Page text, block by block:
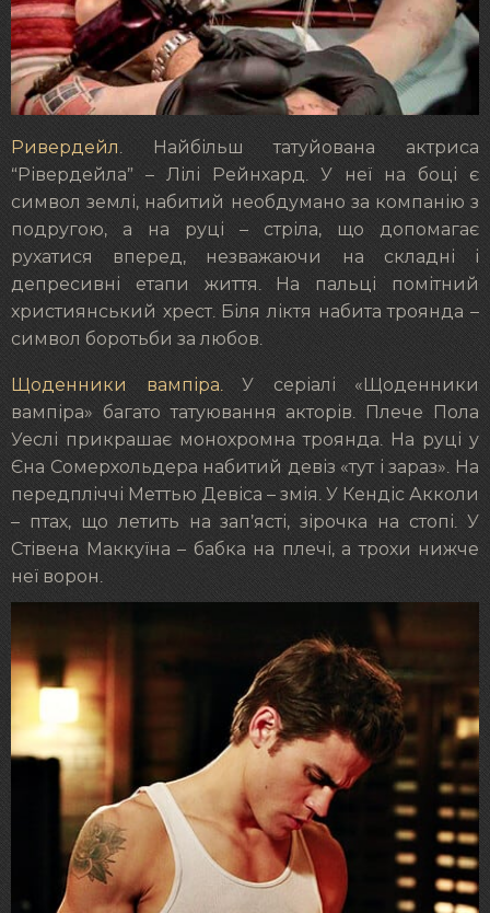
Ривердейл
. Найбільш татуйована актриса
“Рівердейла” – Лілі Рейнхард. У неї на боці є
символ землі, набитий необдумано за компанію з
подругою, а на руці – стріла, що допомагає
рухатися вперед, незважаючи на складні і
депресивні етапи життя. На пальці помітний
християнський хрест. Біля ліктя набита троянда –
символ боротьби за любов.
Щоденники вампіра.У серіалі «Щоденники
вампіра» багато татуювання акторів. Плече Пола
Уеслі прикрашає монохромна троянда. На руці у
Єна Сомерхольдера набитий девіз «тут і зараз». На
передпліччі Меттью Девіса – змія. У Кендіс Акколи
– птах, що летить на зап’ясті, зірочка на стопі. У
Стівена Маккуїна – бабка на плечі, а трохи нижче
неї ворон.